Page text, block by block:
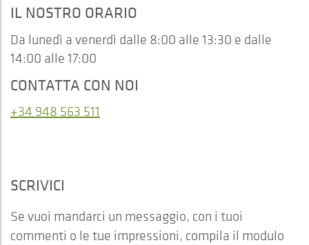
IL NOSTRO ORARIO
Da lunedì a venerdì dalle 8:00 alle 13:30 e dalle
14:00 alle 17:00
CONTATTA CON NOI
+34 948 563 511
SCRIVICI
Se vuoi mandarci un messaggio, con i tuoi
commenti o le tue impressioni, compila il modulo